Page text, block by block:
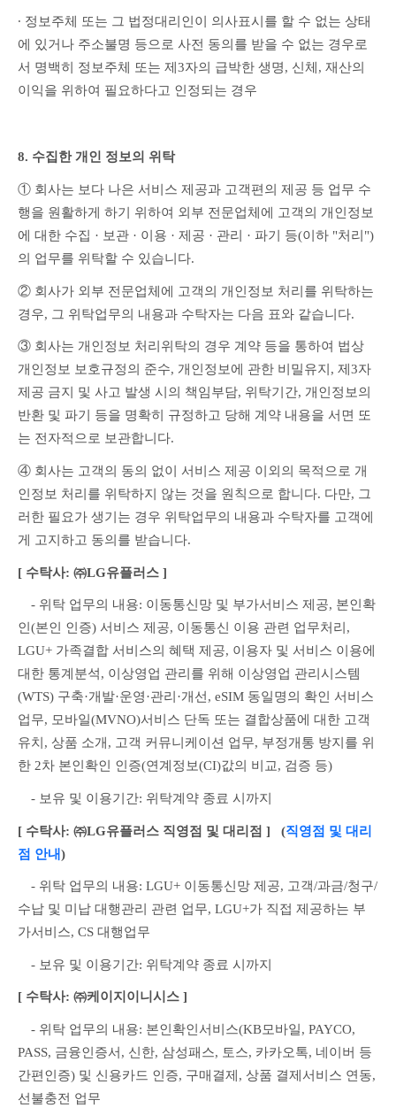
∙ 정보주체 또는 그 법정대리인이 의사표시를 할 수 없는 상태
에 있거나 주소불명 등으로 사전 동의를 받을 수 없는 경우로
서 명백히 정보주체 또는 제3자의 급박한 생명, 신체, 재산의
이익을 위하여 필요하다고 인정되는 경우
8. 수집한 개인 정보의 위탁
① 회사는 보다 나은 서비스 제공과 고객편의 제공 등 업무 수
행을 원활하게 하기 위하여 외부 전문업체에 고객의 개인정보
에 대한 수집 · 보관 · 이용 · 제공 · 관리 · 파기 등(이하 "처리")
의 업무를 위탁할 수 있습니다.
② 회사가 외부 전문업체에 고객의 개인정보 처리를 위탁하는
경우, 그 위탁업무의 내용과 수탁자는 다음 표와 같습니다.
③ 회사는 개인정보 처리위탁의 경우 계약 등을 통하여 법상
개인정보 보호규정의 준수, 개인정보에 관한 비밀유지, 제3자
제공 금지 및 사고 발생 시의 책임부담, 위탁기간, 개인정보의
반환 및 파기 등을 명확히 규정하고 당해 계약 내용을 서면 또
는 전자적으로 보관합니다.
④ 회사는 고객의 동의 없이 서비스 제공 이외의 목적으로 개
인정보 처리를 위탁하지 않는 것을 원칙으로 합니다. 다만, 그
러한 필요가 생기는 경우 위탁업무의 내용과 수탁자를 고객에
게 고지하고 동의를 받습니다.
[ 수탁사: ㈜LG유플러스 ]
- 위탁 업무의 내용: 이동통신망 및 부가서비스 제공, 본인확
인(본인 인증) 서비스 제공, 이동통신 이용 관련 업무처리,
LGU+ 가족결합 서비스의 혜택 제공, 이용자 및 서비스 이용에
대한 통계분석, 이상영업 관리를 위해 이상영업 관리시스템
(WTS) 구축·개발·운영·관리·개선, eSIM 동일명의 확인 서비스
업무, 모바일(MVNO)서비스 단독 또는 결합상품에 대한 고객
유치, 상품 소개, 고객 커뮤니케이션 업무, 부정개통 방지를 위
한 2차 본인확인 인증(연계정보(CI)값의 비교, 검증 등)
- 보유 및 이용기간: 위탁계약 종료 시까지
[ 수탁사: ㈜LG유플러스 직영점 및 대리점 ]
   (
직영점 및 대리
점 안내)
- 위탁 업무의 내용: LGU+ 이동통신망 제공, 고객/과금/청구/
수납 및 미납 대행관리 관련 업무, LGU+가 직접 제공하는 부
가서비스, CS 대행업무
- 보유 및 이용기간: 위탁계약 종료 시까지
[ 수탁사: ㈜케이지이니시스 ]
- 위탁 업무의 내용: 본인확인서비스(KB모바일, PAYCO,
PASS, 금융인증서, 신한, 삼성패스, 토스, 카카오톡, 네이버 등
간편인증) 및 신용카드 인증, 구매결제, 상품 결제서비스 연동,
선불충전 업무